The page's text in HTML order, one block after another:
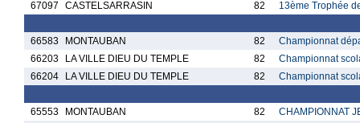
67097
CASTELSARRASIN 82 13ème Trophée
66583 MONTAUBAN 82
Championnat
66203
LA VILLE DIEU DU TEMPLE 82
Championnat
66204
LA VILLE DIEU DU TEMPLE 82 Championnat
65553 MONTAUBAN 82
CHAMPIONNAT